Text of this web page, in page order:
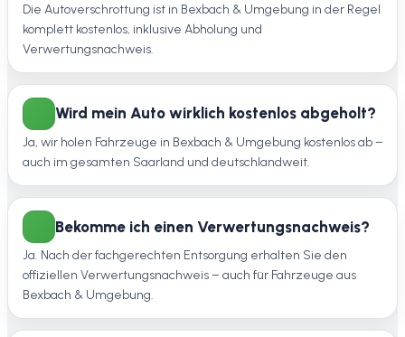
Die Autoverschrottung ist in Bexbach & Umgebung in der Regel
komplett kostenlos, inklusive Abholung und
Verwertungsnachweis.
Wird mein Auto wirklich kostenlos abgeholt?
Ja, wir holen Fahrzeuge in Bexbach & Umgebung kostenlos ab –
auch im gesamten Saarland und deutschlandweit.
Bekomme ich einen Verwertungsnachweis?
Ja. Nach der fachgerechten Entsorgung erhalten Sie den
offiziellen Verwertungsnachweis – auch für Fahrzeuge aus
Bexbach & Umgebung.